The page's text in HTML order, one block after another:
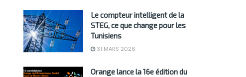
Le compteur intelligent de la
STEG, ce que change pour les
Tunisiens
31 MARS 2026
Orange lance la 16e édition du